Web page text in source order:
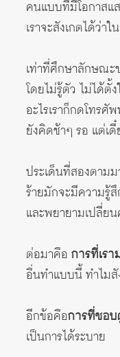
คนแบบที่มีโอกาสแ
เราจะสังเกตได้ว่
เท่าที่ศึกษาลักษณะ
โดยไม่รู้ตัว ไม่ได้ตั้
อะไรเราก็กดโทรศั
ยังคิดช้าๆ รอ แต่เ
ประเด็นที่สองตาม
ร้ายมักจะมีความรู้
และพยายามเปลี่ย
ต่อมาคือ การที่เร
อื่นทำแบบนี้ ทำไม
อีกข้อคือการที่ชอบ
เป็นการได้ระบาย